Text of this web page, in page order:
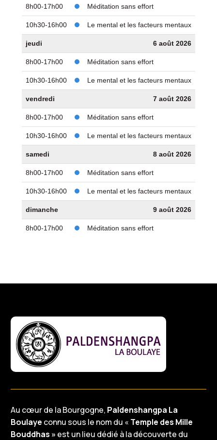
8h00-17h00 Méditation sans effort
10h30-16h00 Le mental et les facteurs mentaux
jeudi 6 août 2026
8h00-17h00 Méditation sans effort
10h30-16h00 Le mental et les facteurs mentaux
vendredi 7 août 2026
8h00-17h00 Méditation sans effort
10h30-16h00 Le mental et les facteurs mentaux
samedi 8 août 2026
8h00-17h00 Méditation sans effort
10h30-16h00 Le mental et les facteurs mentaux
dimanche 9 août 2026
8h00-17h00 Méditation sans effort
Au cœur de la Bourgogne, Paldenshangpa La
Boulaye connu sous le nom du « Temple des Mille
Bouddhas » est un lieu dédié à la découverte du